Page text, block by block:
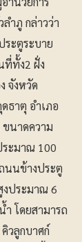
ำภู กล่าวว่า
ระตูระบาย
ทั้ง2 ฝั่ง
จังหวัด
ธาตุ อำเภอ
นาดความ
ระมาณ 100
นนข้างประตู
งประมาณ 6
ำ โดยสามารถ
วลูกบาศก์